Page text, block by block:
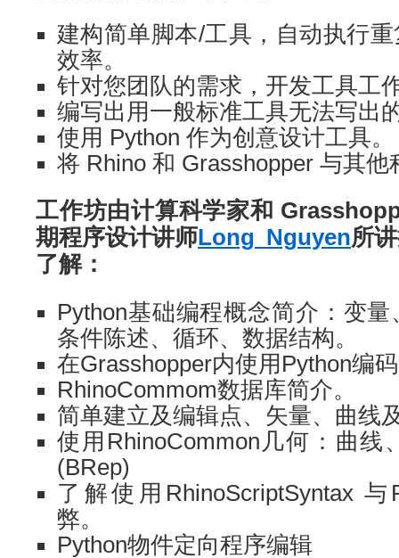
建构简单脚本/工具，自动执行
效率。
针对您团队的需求，开发工具工
编写出用一般标准工具无法写出
使用 Python 作为创意设计工具。
将 Rhino 和 Grasshopper 与其他
工作坊由计算科学家和
期程序设计讲师Long Nguyen所
了解：
Python基础编程概念简介：变
条件陈述、循环、数据结构。
在Grasshopper内使用Python编
RhinoCommom数据库简介。
简单建立及编辑点、矢量、曲线
使用RhinoCommon几何：曲线
(BRep)
了解使用RhinoScriptSyntax 与
弊。
Python物件定向程序编辑